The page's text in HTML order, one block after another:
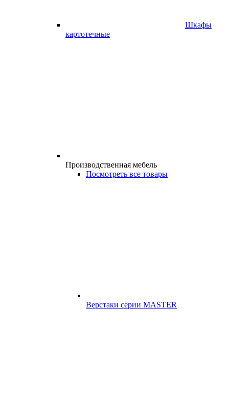
Шкафы
картотечные
Производственная мебель
Посмотреть все товары
Верстаки серии MASTER